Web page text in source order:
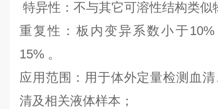
特异性：不与其它可溶性结构类似
重复性：板内变异系数小于
15% 。
应用范围：用于体外定量检测血
清及相关液体样本；